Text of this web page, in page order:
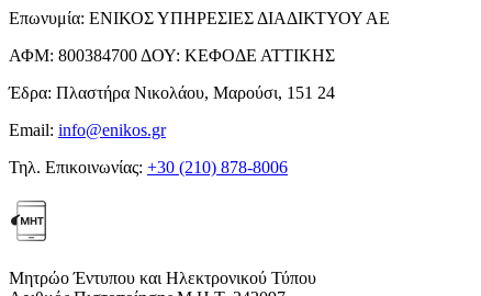
Επωνυμία: ΕΝΙΚΟΣ ΥΠΗΡΕΣΙΕΣ ΔΙΑΔΙΚΤΥΟΥ ΑΕ
ΑΦΜ: 800384700 ΔΟΥ: ΚΕΦΟΔΕ ΑΤΤΙΚΗΣ
Έδρα: Πλαστήρα Νικολάου, Μαρούσι, 151 24
Email: info@enikos.gr
Τηλ. Επικοινωνίας: +30 (210) 878-8006
Μητρώο Έντυπου και Ηλεκτρονικού Τύπου